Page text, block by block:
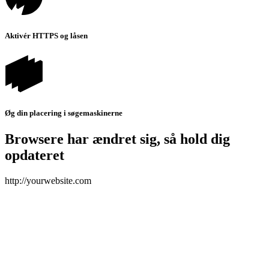
Aktivér HTTPS og låsen
Øg din placering i søgemaskinerne
Browsere har ændret sig, så hold dig
opdateret
http://yourwebsite.com